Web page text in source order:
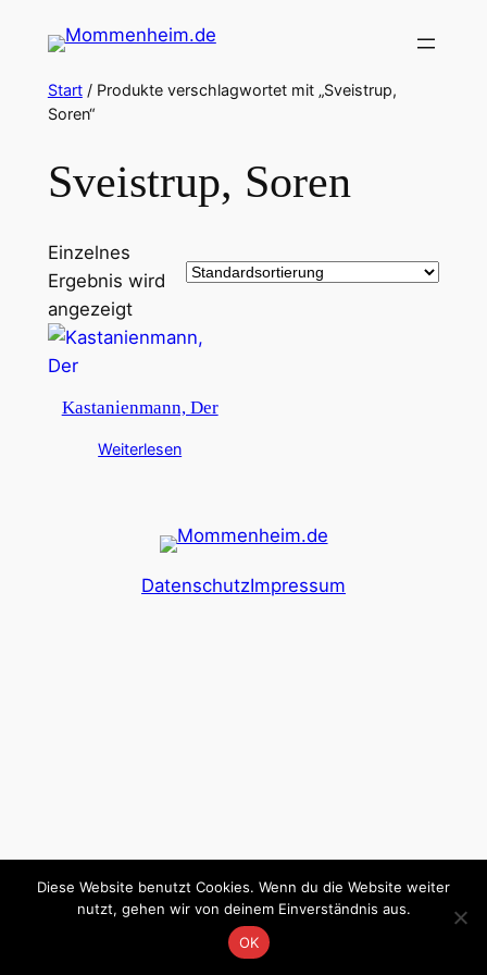
Inhalt
springen
Start/ Produkte verschlagwortet mit „Sveistrup,
Soren“
Sveistrup, Soren
Einzelnes
Ergebnis wird
angezeigt
Kastanienmann, Der
Weiterlesen
DatenschutzImpressum
Diese Website benutzt Cookies. Wenn du die Website weiter
nutzt, gehen wir von deinem Einverständnis aus.
OK